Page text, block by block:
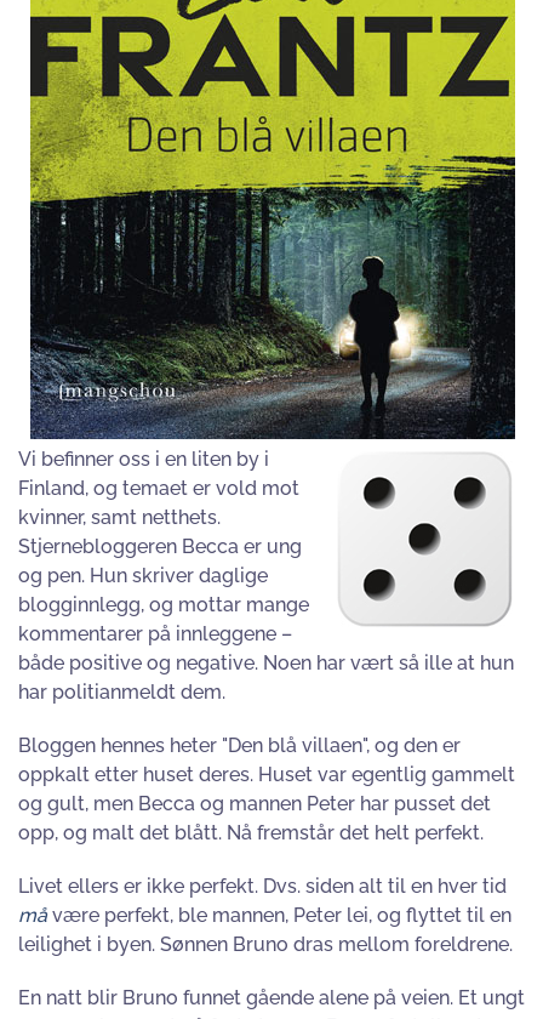
Vi befinner oss i en liten by i
Finland, og temaet er vold mot
kvinner, samt netthets.
Stjernebloggeren Becca er ung
og pen. Hun skriver daglige
blogginnlegg, og mottar mange
kommentarer på innleggene –
både positive og negative. Noen har vært så ille at hun
har politianmeldt dem.
Bloggen hennes heter "Den blå villaen", og den er
oppkalt etter huset deres. Huset var egentlig gammelt
og gult, men Becca og mannen Peter har pusset det
opp, og malt det blått. Nå fremstår det helt perfekt.
Livet ellers er ikke perfekt. Dvs. siden alt til en hver tid
måvære perfekt, ble mannen, Peter lei, og flyttet til en
leilighet i byen. Sønnen Bruno dras mellom foreldrene.
En natt blir Bruno funnet gående alene på veien. Et ungt